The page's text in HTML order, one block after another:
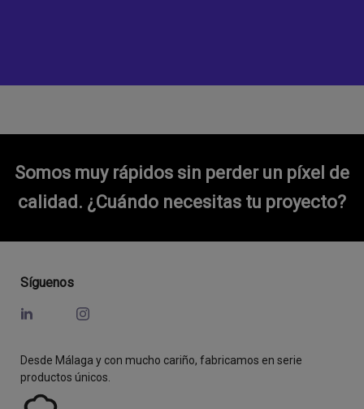
Somos muy rápidos sin perder un píxel de
calidad. ¿Cuándo necesitas tu proyecto?
Síguenos
Desde Málaga y con mucho cariño, fabricamos en serie
productos únicos.